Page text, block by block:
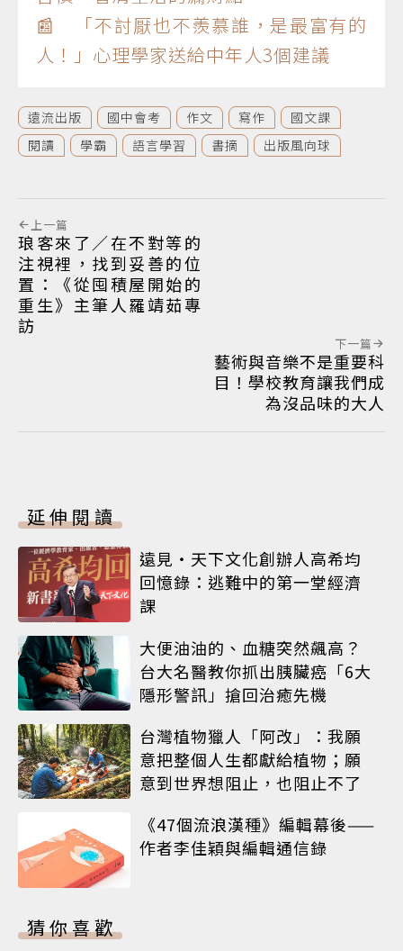
📰 「不討厭也不羨慕誰，是最富有的
人！」心理學家送給中年人3個建議
遠流出版 國中會考 作文 寫作
國文課
閱讀
學霸 語言學習 書摘 出版風向球
上一篇
琅客來了／在不對等的
注視裡，找到妥善的位
置：《從囤積屋開始的
重生》主筆人羅靖茹專
訪
下一篇
藝術與音樂不是重要科
目！學校教育讓我們成
為沒品味的大人
延伸閱讀
遠見‧天下文化創辦人高希均
回憶錄：逃難中的第一堂經濟
課
大便油油的、血糖突然飆高？
台大名醫教你抓出胰臟癌「6大
隱形警訊」搶回治癒先機
台灣植物獵人「阿改」：我願
意把整個人生都獻給植物；願
意到世界想阻止，也阻止不了
《47個流浪漢種》編輯幕後——
作者李佳穎與編輯通信錄
猜你喜歡